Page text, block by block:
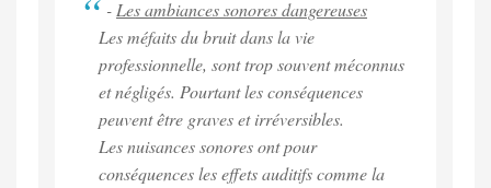
-Les ambiances sonores dangereuses
Les méfaits du bruit dans la vie
professionnelle, sont trop souvent méconnus
et négligés. Pourtant les conséquences
peuvent être graves et irréversibles.
Les nuisances sonores ont pour
conséquences les effets auditifs comme la